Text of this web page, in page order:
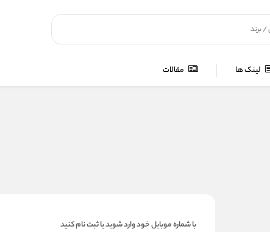
لینک ها مقالات
با شماره موبایل خود وارد شوید یا ثبت نام کنید